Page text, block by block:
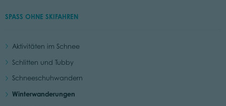
SPASS OHNE SKIFAHREN
Aktivitäten im Schnee
Schlitten und Tubby
Schneeschuhwandern
Winterwanderungen